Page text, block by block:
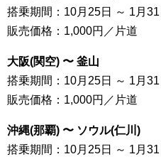
搭乗期間：10月25日 ～ 1月
販売価格：1,000円／片道
大阪(関空) 〜 釜山
搭乗期間：10月25日 ～ 1月
販売価格：1,000円／片道
沖縄(那覇) 〜 ソウル(仁川)
搭乗期間：10月25日 ～ 1月